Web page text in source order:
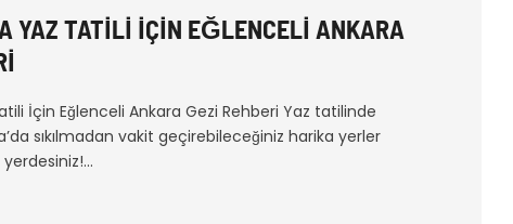
YAZ TATILI İÇIN EĞLENCELI ANKARA
İçin Eğlenceli Ankara Gezi Rehberi Yaz tatilinde
sıkılmadan vakit geçirebileceğiniz harika yerler